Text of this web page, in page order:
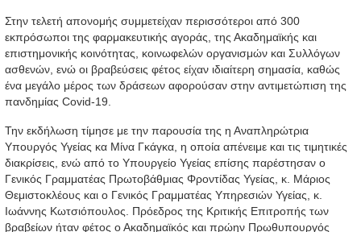
Στην τελετή απονομής συμμετείχαν περισσότεροι από 300
εκπρόσωποι της φαρμακευτικής αγοράς, της Ακαδημαϊκής και
επιστημονικής κοινότητας, κοινωφελών οργανισμών και Συλλόγων
ασθενών, ενώ οι βραβεύσεις φέτος είχαν ιδιαίτερη σημασία, καθώς
ένα μεγάλο μέρος των δράσεων αφορούσαν στην αντιμετώπιση της
πανδημίας Covid-19.
Την εκδήλωση τίμησε με την παρουσία της η Αναπληρώτρια
Υπουργός Υγείας κα Μίνα Γκάγκα, η οποία απένειμε και τις τιμητικές
διακρίσεις, ενώ από το Υπουργείο Υγείας επίσης παρέστησαν ο
Γενικός Γραμματέας Πρωτοβάθμιας Φροντίδας Υγείας, κ. Μάριος
Θεμιστοκλέους και ο Γενικός Γραμματέας Υπηρεσιών Υγείας, κ.
Ιωάννης Κωτσιόπουλος. Πρόεδρος της Κριτικής Επιτροπής των
βραβείων ήταν φέτος ο Ακαδημαϊκός και πρώην Πρωθυπουργός